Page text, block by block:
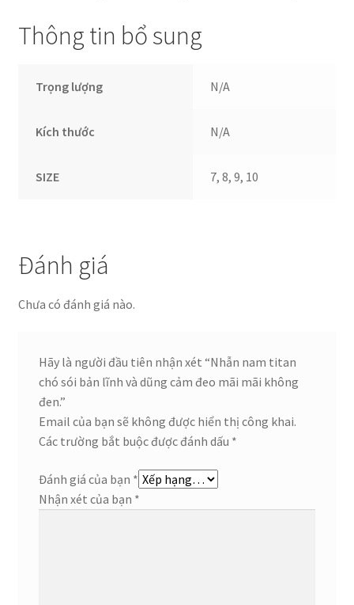
Thông tin bổ sung
Trọng lượng N/A
Kích thước N/A
SIZE 7, 8, 9, 10
Đánh giá
Chưa có đánh giá nào.
Hãy là người đầu tiên nhận xét “Nhẫn nam titan
chó sói bản lĩnh và dũng cảm đeo mãi mãi không
đen.”
Email của bạn sẽ không được hiển thị công khai.
Các trường bắt buộc được đánh dấu *
Đánh giá của bạn *
Nhận xét của bạn *